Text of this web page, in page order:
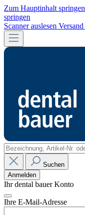
Zum Hauptinhalt springen
springen
Scanner auslesen Versand
Suchen
Anmelden
Ihr dental bauer Konto
Ihre E-Mail-Adresse